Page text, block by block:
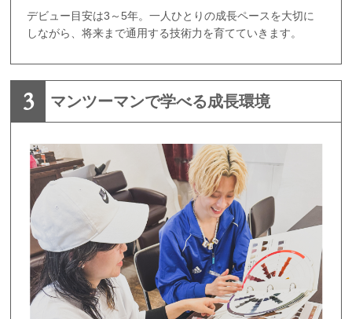
デビュー目安は3～5年。一人ひとりの成長ペースを大切に
しながら、将来まで通用する技術力を育てていきます。
3 マンツーマンで学べる成長環境